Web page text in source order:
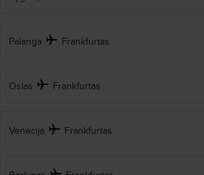
Palanga Frankfurtas
Oslas Frankfurtas
Venecija Frankfurtas